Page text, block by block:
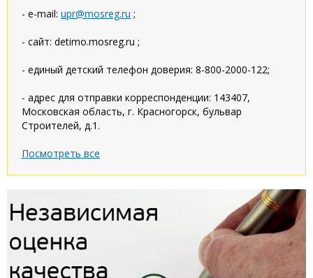
- e-mail: upr@mosreg.ru ;
- сайт: detimo.mosreg.ru ;
- единый детский телефон доверия: 8-800-2000-122;
- адрес для отправки корреспонденции: 143407,
Московская область, г. Красногорск, бульвар
Строителей, д.1.
Посмотреть все